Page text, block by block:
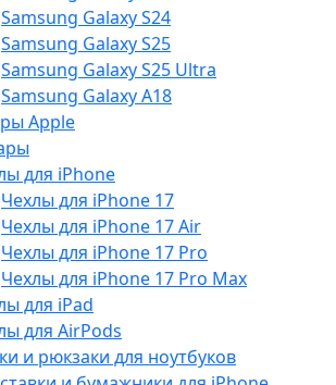
Samsung Galaxy S24
Samsung Galaxy S25
Samsung Galaxy S25 Ultra
Samsung Galaxy A18
Apple
для iPhone
Чехлы для iPhone 17
Чехлы для iPhone 17 Air
Чехлы для iPhone 17 Pro
Чехлы для iPhone 17 Pro Max
для iPad
для AirPods
и рюкзаки для ноутбуков